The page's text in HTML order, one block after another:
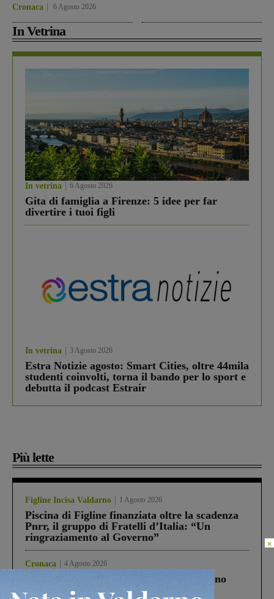
Cronaca 6 Agosto 2026
In Vetrina
In vetrina 6 Agosto 2026
Gita di famiglia a Firenze: 5 idee per far
divertire i tuoi figli
In vetrina 3 Agosto 2026
Estra Notizie agosto: Smart Cities, oltre 44mila
studenti coinvolti, torna il bando per lo sport e
debutta il podcast Estrair
Più lette
Figline Incisa Valdarno 1 Agosto 2026
Piscina di Figline finanziata oltre la scadenza
Pnrr, il gruppo di Fratelli d’Italia: “Un
ringraziamento al Governo”
Cronaca 4 Agosto 2026
Un anno fa la strage in A1 in cui morirono
Gianni, Giulia e Franco. Lo schianto, il
×